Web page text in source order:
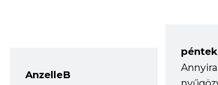
AnzelleB